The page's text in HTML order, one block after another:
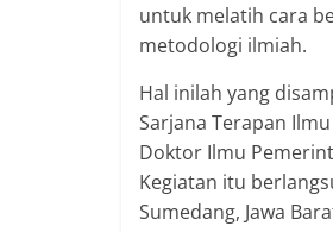
untuk melatih cara
metodologi ilmiah.
Hal inilah yang
Sarjana Terapan
Doktor Ilmu
Kegiatan itu
Sumedang, Jawa